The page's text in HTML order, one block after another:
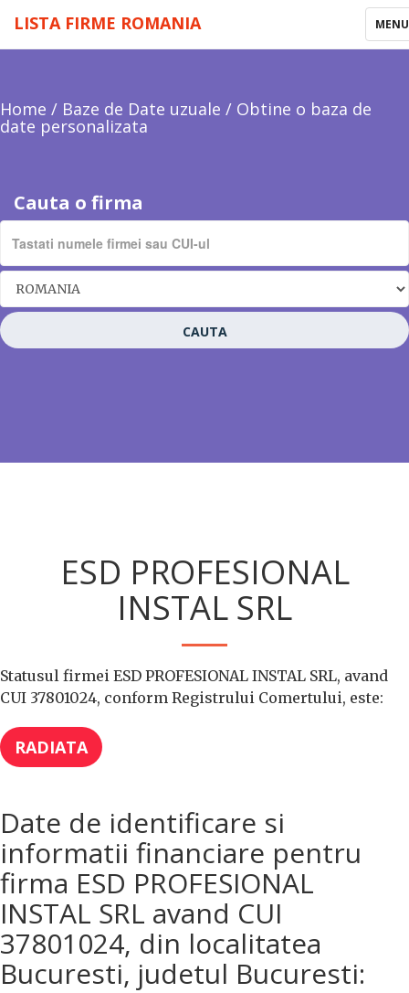
LISTA FIRME ROMANIA
Home / Baze de Date uzuale / Obtine o baza de
date personalizata
Cauta o firma
CAUTA
ESD PROFESIONAL
INSTAL SRL
Statusul firmei ESD PROFESIONAL INSTAL SRL, avand
CUI 37801024, conform Registrului Comertului, este:
RADIATA
Date de identificare si
informatii financiare pentru
firma ESD PROFESIONAL
INSTAL SRL avand CUI
37801024, din localitatea
Bucuresti, judetul Bucuresti: